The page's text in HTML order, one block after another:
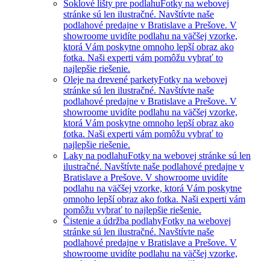
Soklové lišty pre podlahuFotky na webovej
stránke sú len ilustračné. Navštívte naše
podlahové predajne v Bratislave a Prešove. V
showroome uvidíte podlahu na väčšej vzorke,
ktorá Vám poskytne omnoho lepší obraz ako
fotka. Naši experti vám pomôžu vybrať to
najlepšie riešenie.
Oleje na drevené parketyFotky na webovej
stránke sú len ilustračné. Navštívte naše
podlahové predajne v Bratislave a Prešove. V
showroome uvidíte podlahu na väčšej vzorke,
ktorá Vám poskytne omnoho lepší obraz ako
fotka. Naši experti vám pomôžu vybrať to
najlepšie riešenie.
Laky na podlahuFotky na webovej stránke sú len
ilustračné. Navštívte naše podlahové predajne v
Bratislave a Prešove. V showroome uvidíte
podlahu na väčšej vzorke, ktorá Vám poskytne
omnoho lepší obraz ako fotka. Naši experti vám
pomôžu vybrať to najlepšie riešenie.
Čistenie a údržba podlahyFotky na webovej
stránke sú len ilustračné. Navštívte naše
podlahové predajne v Bratislave a Prešove. V
showroome uvidíte podlahu na väčšej vzorke,